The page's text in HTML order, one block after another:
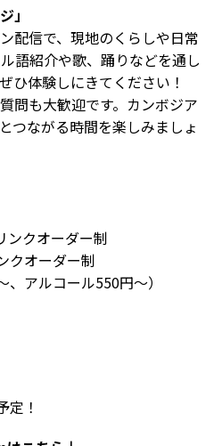
」
配信で、現地のくらしや日常
語紹介や歌、踊りなどを通し
ひ体験しにきてください！
問も大歓迎です。カンボジア
つながる時間を楽しみましょ
ンクオーダー制
クオーダー制
、アルコール550円〜）
定！